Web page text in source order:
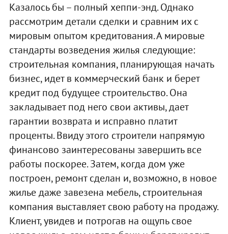
Казалось бы – полный хеппи-энд. Однако
рассмотрим детали сделки и сравним их с
мировым опытом кредитования. А мировые
стандарты возведения жилья следующие:
строительная компания, планирующая начать
бизнес, идет в коммерческий банк и берет
кредит под будущее строительство. Она
закладывает под него свои активы, дает
гарантии возврата и исправно платит
проценты. Ввиду этого строители напрямую
финансово заинтересованы завершить все
работы поскорее. Затем, когда дом уже
построен, ремонт сделан и, возможно, в новое
жилье даже завезена мебель, строительная
компания выставляет свою работу на продажу.
Клиент, увидев и потрогав на ощупь свое